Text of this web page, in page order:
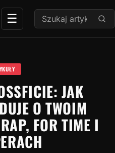
☰ Szukaj:
JAK
O TWOIM
FOR TIME I